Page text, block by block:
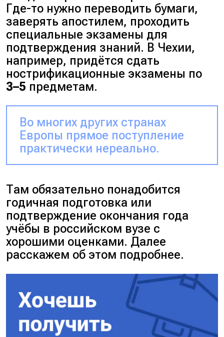
Где-то нужно переводить бумаги,
заверять апостилем, проходить
специальные экзамены для
подтверждения знаний. В Чехии,
например, придётся сдать
нострификационные экзамены по
3–5 предметам.
Во многих других странах
Европы прямое поступление
практически нереально.
Там обязательно понадобится
годичная подготовка или
подтверждение окончания года
учёбы в российском вузе с
хорошими оценками. Далее
расскажем об этом подробнее.